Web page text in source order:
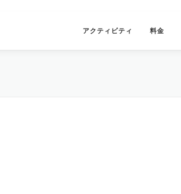
アクティビティ 料金